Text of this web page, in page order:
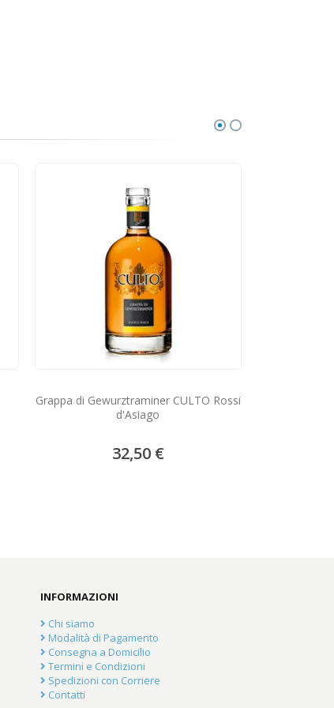
Grappa di Gewurztraminer CULTO Rossi
d'Asiago
32,50 €
INFORMAZIONI
Chi siamo
Modalità di Pagamento
Consegna a Domicilio
Termini e Condizioni
Spedizioni con Corriere
Contatti